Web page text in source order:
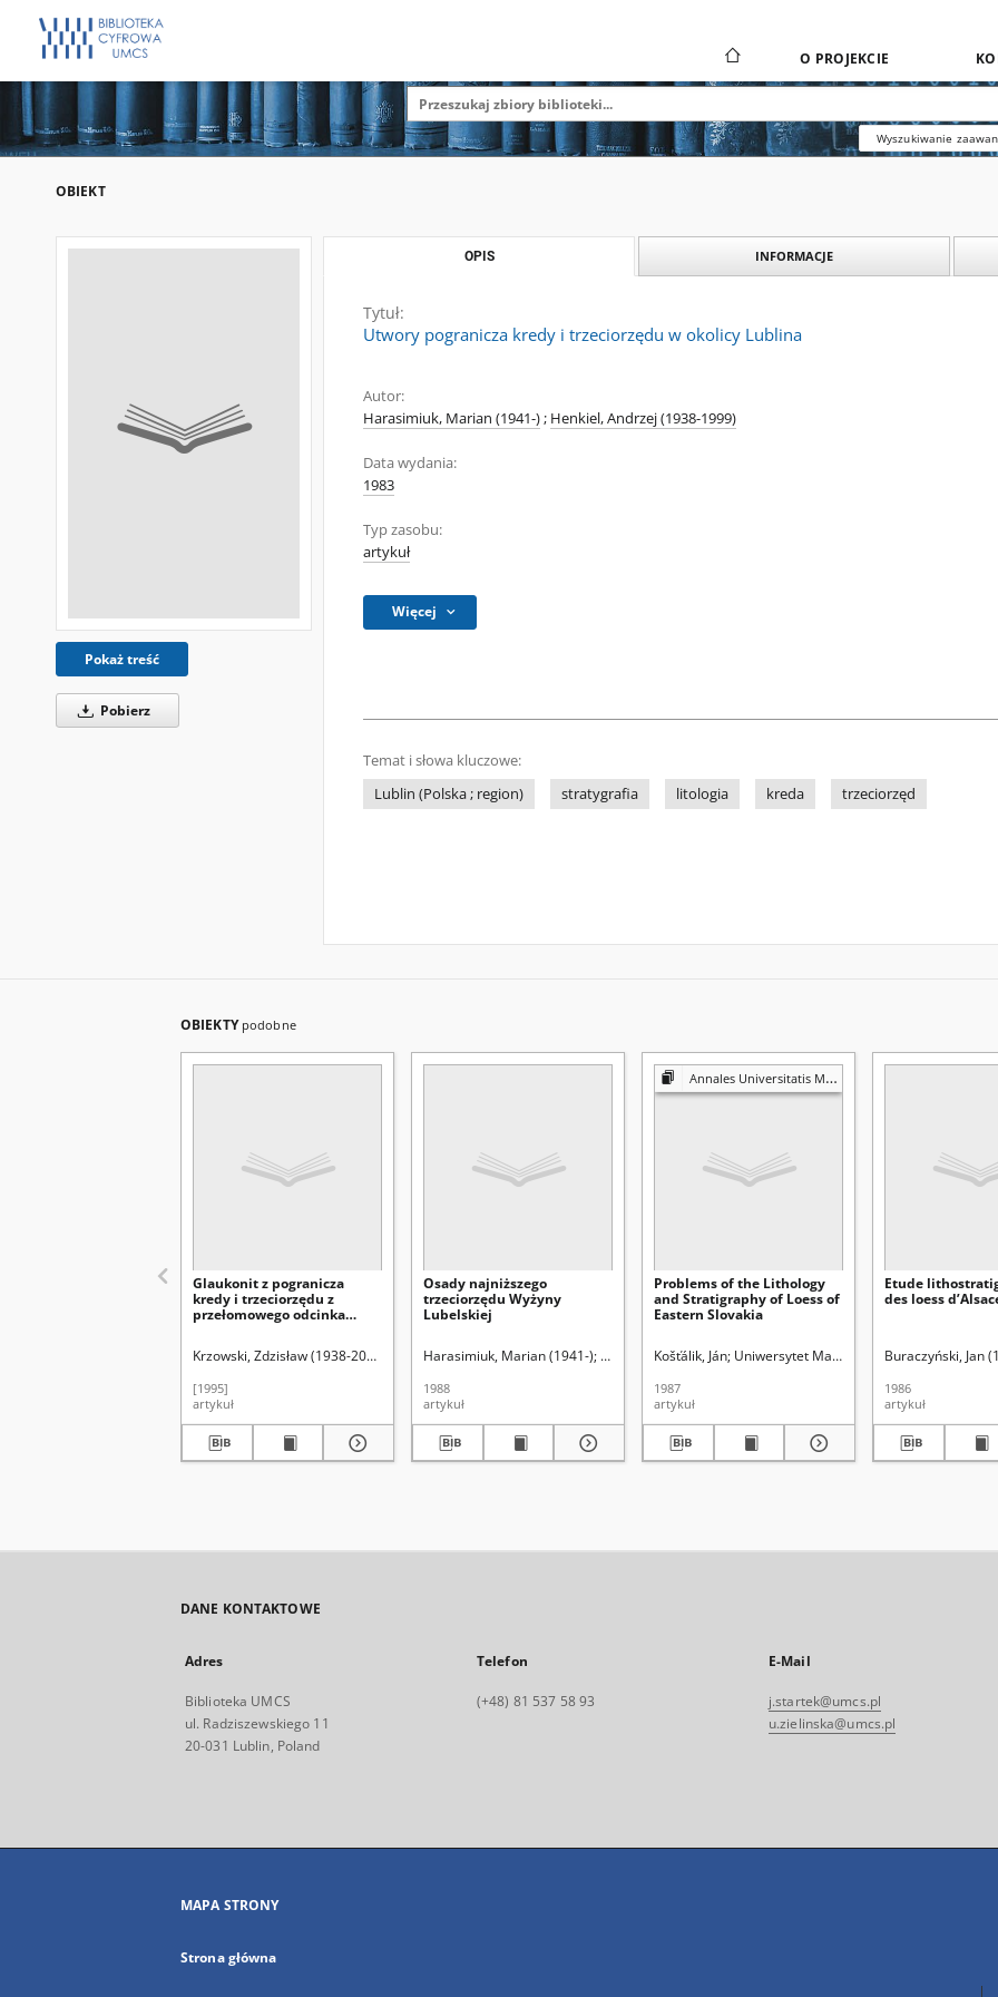
O PROJEKCIE
Wyszukiwanie
OBIEKT
Pokaż treść
Pobierz
OPIS INFORMACJE
Tytuł:
Utwory pogranicza kredy i trzeciorzędu w okolicy Lublina
Autor:
Harasimiuk, Marian (1941-); Henkiel, Andrzej (1938-1999)
Data wydania:
1983
Typ zasobu:
artykuł
Więcej
Temat i słowa kluczowe:
Lublin (Polska ; region)
stratygrafia litologia kreda trzeciorzęd
OBIEKTY podobne
Glaukonit z pogranicza
kredy i trzeciorzędu z
przełomowego odcinka
Krzowski, Zdzisław (1938-2010)
Uniwersytet Marii Curie-Skłodowskiej (Lublin)
[1995]
artykuł
Osady najniższego
trzeciorzędu Wyżyny
Lubelskiej
Harasimiuk, Marian (1941-) Uniwersytet Marii Curie-Skłodowskiej (Lublin)
1988
artykuł
Annales Universitatis Mariae Curie-Skłodowska. Sectio B, Geographia, Geologia, Mineralogia et Petrographia
Problems of the Lithology
and Stratigraphy of Loess of
Eastern Slovakia
Košťálik, Ján Uniwersytet Marii Curie-Skłodowskiej
1987
artykuł
Etude
des loess
Buraczyński, Jan
1986
artykuł
DANE KONTAKTOWE
Adres
Biblioteka UMCS
ul. Radziszewskiego 11
20-031 Lublin, Poland
Telefon
(+48) 81 537 58 93
E-Mail
j.startek@umcs.pl
u.zielinska@umcs.pl
MAPA STRONY
Strona główna